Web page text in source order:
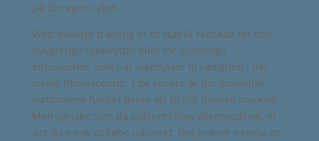
på din egen cykel.
Watt-baseret træning er et stærkt redskab for den
nysgerrige cykelrytter eller for spinnings
entusiasten, som har wattcykler til rådighed i det
lokale fitnesscenter. I de senere år har adskillige
wattmålere fundet deres vej til det danske marked.
Men ganske som da pulsuret blev allemandseje, er
det ikke nok at købe udstyret. Det kræver nemlig en